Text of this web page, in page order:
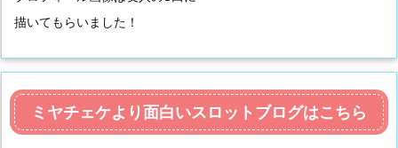
描いてもらいました！
ミヤチェケより面白いスロットブログはこちら